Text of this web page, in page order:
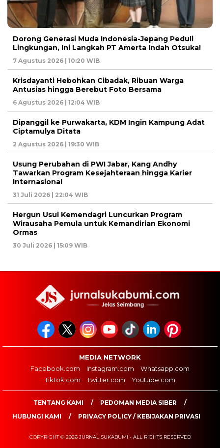
Dorong Generasi Muda Indonesia-Jepang Peduli
Lingkungan, Ini Langkah PT Amerta Indah Otsuka!
7 Agustus 2026 | 10:20 WIB
Krisdayanti Hebohkan Cibadak, Ribuan Warga
Antusias hingga Berebut Foto Bersama
6 Agustus 2026 | 12:04 WIB
Dipanggil ke Purwakarta, KDM Ingin Kampung Adat
Ciptamulya Ditata
2 Agustus 2026 | 19:30 WIB
Usung Perubahan di PWI Jabar, Kang Andhy
Tawarkan Program Kesejahteraan hingga Karier
Internasional
31 Juli 2026 | 22:04 WIB
Hergun Usul Kemendagri Luncurkan Program
Wirausaha Pemula untuk Kemandirian Ekonomi
Ormas
30 Juli 2026 | 15:09 WIB
MEDIA NETWORK
Facebook.com
Instagram.com
Whatsapp.com
Tiktok.com
Twitter.com Youtube.com
TENTANG KAMI
PEDOMAN MEDIA SIBER
HUBUNGI KAMI
PRIVACY POLICY / KEBIJAKAN PRIVASI
COPYRIGHT © 2026 JURNAL SUKABUMI - ALL RIGHTS RESERVED